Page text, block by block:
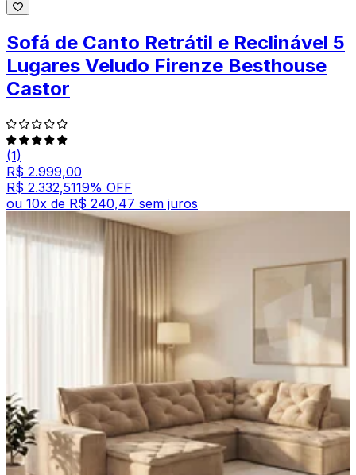
Sofá de Canto Retrátil e Reclinável 5
Lugares Veludo Firenze Besthouse
Castor
(1)
R$ 2.999,00
R$ 2.332,5119% OFF
ou 10x de R$ 240,47 sem juros